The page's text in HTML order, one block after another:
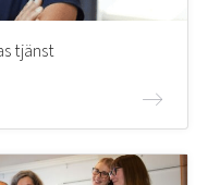
tjänst